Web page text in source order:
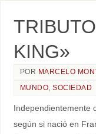
KING»
POR MARCELO
MUNDO,SOCIEDAD
Independientemente
según si nació en